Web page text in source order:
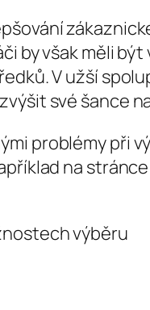
by však měli
V užší
své šance
problémy při
na
výběru